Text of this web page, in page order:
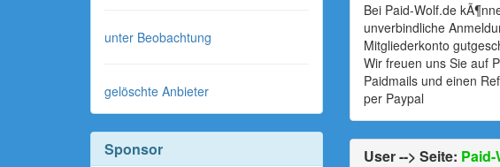
unter Beobachtung
gelöschte Anbieter
Sponsor
Bei Paid-Wolf.de
unverbindliche
Mitgliederkonto
Wir freuen uns Sie auf
Paidmails und einen
per Paypal
User --> Seite: